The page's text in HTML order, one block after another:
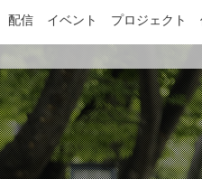
配信 イベント プロジェクト